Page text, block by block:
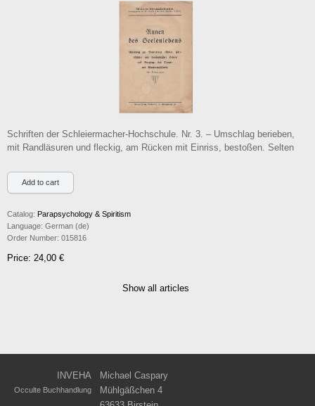
Schriften der Schleiermacher-Hochschule. Nr. 3. – Umschlag berieben,
mit Randläsuren und fleckig, am Rücken mit Einriss, bestoßen. Selten
Catalog: Parapsychology & Spiritism
Language: German (de)
Order Number: 015816
Price: 24,00 €
Show all articles
INVEHA Michael Caspary
Occulte Buchhandlung
Mühlgäßchen 4